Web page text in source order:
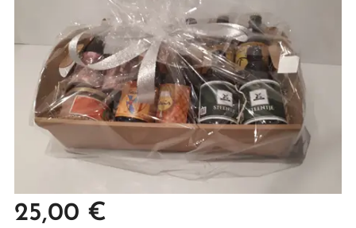
25,00 €